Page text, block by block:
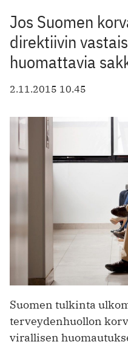
Jos Suomen
direktiivin
huomattavia
2.11.2015 10.45
Suomen tulkinta
terveydenhuollon
virallisen